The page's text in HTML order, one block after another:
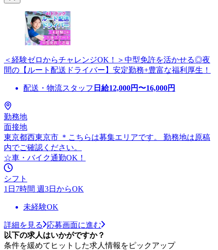
＜経験ゼロからチャレンジOK！＞中型免許を活かせる◎夜
間の【ルート配送ドライバー】安定勤務+豊富な福利厚生！
配送・物流スタッフ 日給12,000円〜16,000円
勤務地
面接地
東京都西東京市 ＊こちらは募集エリアです。 勤務地は原稿
内でご確認ください。
☆車・バイク通勤OK！
シフト
1日7時間 週3日からOK
未経験OK
詳細を見る
応募画面に進む
以下の求人はいかがですか？
条件を緩めてヒットした求人情報をピックアップ